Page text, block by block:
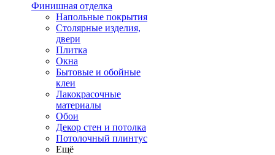
Финишная отделка
Напольные покрытия
Столярные изделия,
двери
Плитка
Окна
Бытовые и обойные
клеи
Лакокрасочные
материалы
Обои
Декор стен и потолка
Потолочный плинтус
Ещё